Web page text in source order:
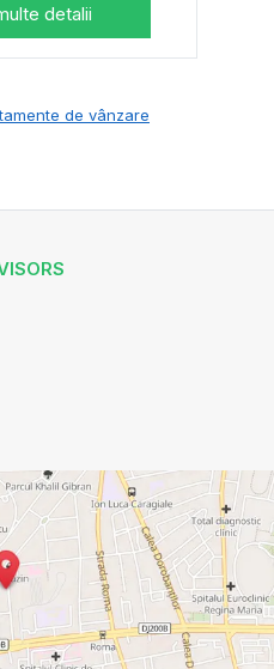
detalii
de vânzare